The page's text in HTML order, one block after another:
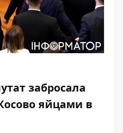
забросала
яйцами в